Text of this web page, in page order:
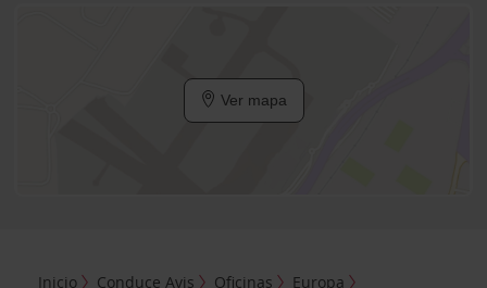
Ver mapa
Inicio Conduce Avis Oficinas
Europa